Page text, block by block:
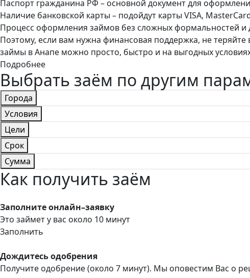
Паспорт гражданина РФ – основной документ для
Наличие банковской карты – подойдут карты VISA,
Процесс оформления займов без сложных формальностей и
Поэтому, если вам нужна финансовая поддержка, не
займы в Анапе можно просто, быстро и на выгодных
Подробнее
Выбрать заём по другим
Города
Условия
Цели
Срок
Сумма
Как получить заём
Заполните онлайн–заявку
Это займет у вас около 10 минут
Заполнить
Дождитесь одобрения
Получите одобрение (около 7 минут). Мы оповестим Вас о